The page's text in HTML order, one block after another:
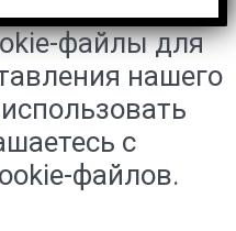
файлы для
нашего
с
файлов.